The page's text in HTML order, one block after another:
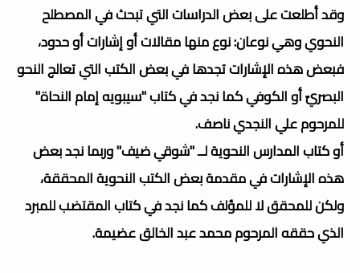
وقد أطلعت على بعض الدراسات التي تبحث في المصطلح
النحوي وهي نوعان: نوع منها مقالات أو إشارات أو حدود،
فبعض هذه الإشارات تجدها في بعض الكتب التي تعالج النحو
البصريّ أو الكوفي كما نجد في كتاب "سيبويه إمام النحاة"
للمرحوم علي النجدي ناصف.
أو كتاب المدارس النحوية لــ "شوقي ضيف" وربما نجد بعض
هذه الإشارات في مقدمة بعض الكتب النحوية المحققة،
ولكن للمحقق لا للمؤلف كما نجد في كتاب المقتضب للمبرد
الذي حققه المرحوم محمد عبد الخالق عضيمة.